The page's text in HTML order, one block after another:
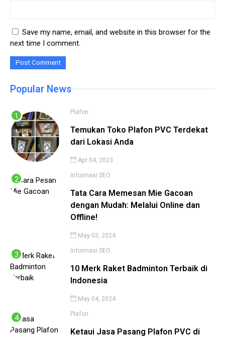
Save my name, email, and website in this browser for the
next time I comment.
Popular News
Plafon
Temukan Toko Plafon PVC Terdekat
dari Lokasi Anda
Apr 04, 2023
Informasi SEO
Tata Cara Memesan Mie Gacoan
dengan Mudah: Melalui Online dan
Offline!
May 03, 2024
Informasi SEO
10 Merk Raket Badminton Terbaik di
Indonesia
May 04, 2024
Plafon
Ketaui Jasa Pasang Plafon PVC di